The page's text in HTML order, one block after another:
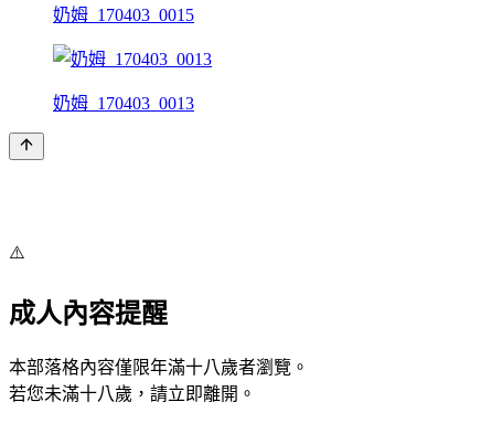
奶姆_170403_0015
奶姆_170403_0013
⚠️
成人內容提醒
本部落格內容僅限年滿十八歲者瀏覽。
若您未滿十八歲，請立即離開。